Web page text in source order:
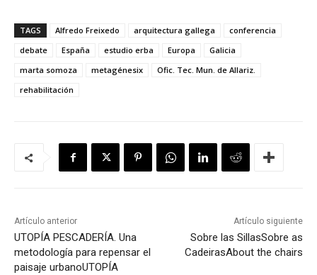
TAGS Alfredo Freixedo arquitectura gallega
conferencia
debate
España estudio erba Europa
Galicia
marta somoza
metagénesix
Ofic. Tec. Mun. de Allariz.
rehabilitación
Artículo anterior
UTOPÍA PESCADERÍA. Una
metodología para repensar el
paisaje urbanoUTOPÍA
Artículo siguiente
Sobre las SillasSobre as
CadeirasAbout the chairs